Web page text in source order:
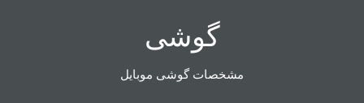
گوشی
مشخصات گوشی موبایل